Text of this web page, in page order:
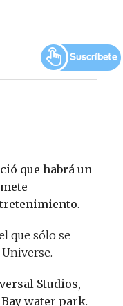
que habrá un
.
que sólo se
Studios,
water park.